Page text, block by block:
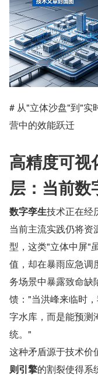
﻿# 从"立体沙盘"到"实
营中的效能跃迁
高精度可视
层：当前数
数字孪生技术正在经
当前主流实践仍将资
型，这类"立体中屏"
值，却在暴雨应急调
务场景中暴露致命缺
馈："当洪峰来临时
字水库，而是能预测
统。"
这种矛盾源于技术
则引擎的割裂使得系